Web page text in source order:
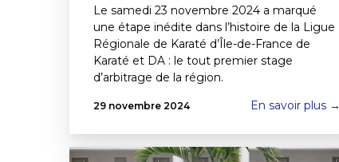
Le samedi 23 novembre 2024 a marqué
une étape inédite dans l’histoire de la Ligue
Régionale de Karaté d’Île-de-France de
Karaté et DA : le tout premier stage
d’arbitrage de la région.
29 novembre 2024 En savoir plus →